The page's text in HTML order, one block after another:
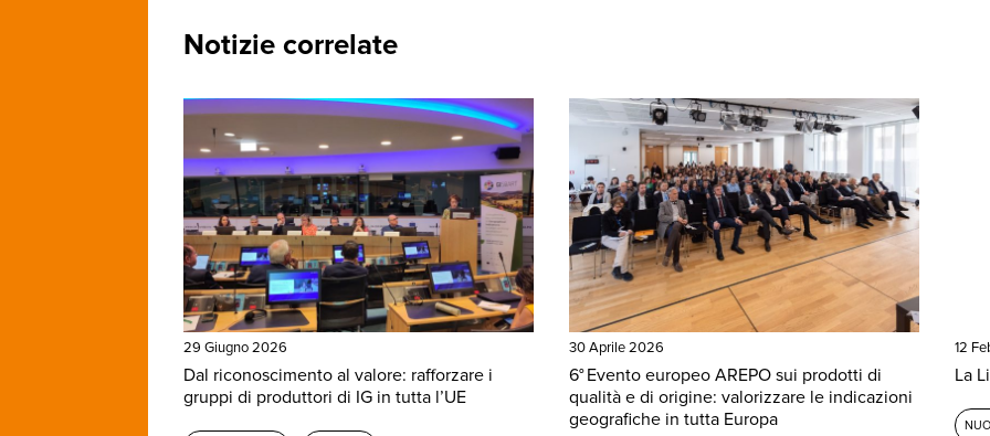
Notizie correlate
29 Giugno 2026
Dal riconoscimento al valore: rafforzare i
gruppi di produttori di IG in tutta l’UE
30 Aprile 2026
6° Evento europeo AREPO sui prodotti di
qualità e di origine: valorizzare le indicazioni
geografiche in tutta Europa
12
La